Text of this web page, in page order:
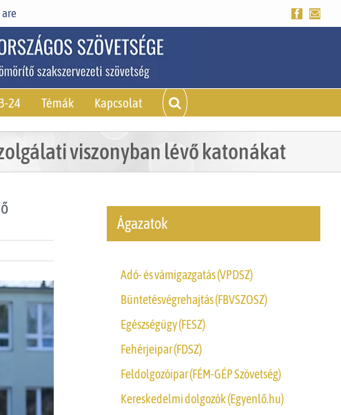
are Facebook
24 Témák Kapcsolat
viszonyban lévő katonákat
Ágazatok
Adó- és vámigazgatás (VPDSZ)
Büntetésvégrehajtás (FBVSZOSZ)
Egészségügy (FESZ)
Fehérjeipar (FDSZ)
Feldolgozóipar (FÉM-GÉP Szövetség)
Kereskedelmi dolgozók (Egyenlő.hu)